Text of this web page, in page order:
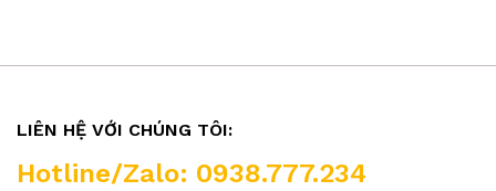
LIÊN HỆ VỚI CHÚNG TÔI:
Hotline/Zalo: 0938.777.234